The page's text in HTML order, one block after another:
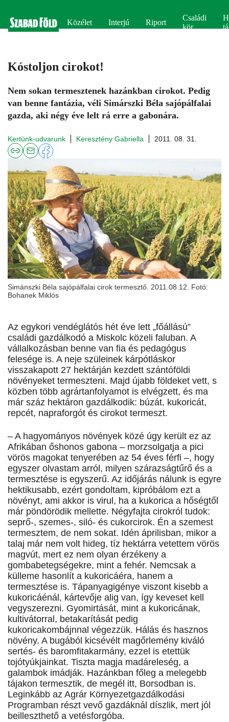
Közélet Interjú Riport
Családi
kör
Kóstoljon cirokot!
Nem sokan termesztenek hazánkban cirokot. Pedig
van benne fantázia, véli Simárszki Béla sajópálfalai
gazda, aki négy éve lelt rá erre a gabonára.
Kertünk-udvarunk Keresztény Gabriella 2011. 08. 31.
Simánszki Béla sajópálfalai cirok termesztő. 2011.08.12. Fotó:
Bohanek Miklós
Az egykori vendéglátós hét éve lett „főállású”
családi gazdálkodó a Miskolc közeli faluban. A
vállalkozásban benne van fia és pedagógus
felesége is. A neje szüleinek kárpótláskor
visszakapott 27 hektárján kezdett szántóföldi
növényeket termeszteni. Majd újabb földeket vett, s
közben több agrártanfolyamot is elvégzett, és ma
már száz hektáron gazdálkodik: búzát, kukoricát,
repcét, napraforgót és cirokot termeszt.
– A hagyományos növények közé úgy került ez az
Afrikában őshonos gabona – morzsolgatja a pici
vörös magokat tenyerében az 54 éves férfi –, hogy
egyszer olvastam arról, milyen szárazságtűrő és a
termesztése is egyszerű. Az időjárás nálunk is egyre
hektikusabb, ezért gondoltam, kipróbálom ezt a
növényt, ami akkor is virul, ha a kukorica a hőségtől
már pöndörödik mellette. Négyfajta cirokról tudok:
seprő-, szemes-, siló- és cukorcirok. Én a szemest
termesztem, de nem sokat. Idén áprilisban, mikor a
talaj már nem volt hideg, tíz hektárra vetettem vörös
magvút, mert ez nem olyan érzékeny a
gombabetegségekre, mint a fehér. Nemcsak a
külleme hasonlít a kukoricáéra, hanem a
termesztése is. Tápanyagigénye viszont kisebb a
kukoricáénál, kártevője alig van, így keveset kell
vegyszerezni. Gyomirtását, mint a kukoricának,
kultivátorral, betakarítását pedig
kukoricakombájnnal végezzük. Hálás és hasznos
növény. A bugából kicsévélt magőrlemény kiváló
sertés- és baromfitakarmány, ezzel is etettük
tojótyúkjainkat. Tiszta magja madáreleség, a
galambok imádják. Hazánkban főleg a melegebb
tájakon termesztik, de megél itt, Borsodban is.
Leginkább az Agrár Környezetgazdálkodási
Programban részt vevő gazdáknál díszlik, mert jól
beilleszthető a vetésforgóba.